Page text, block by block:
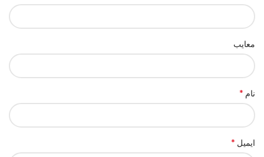
معایب
نام *
ایمیل *